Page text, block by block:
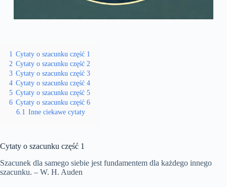
1 Cytaty o szacunku część 1
2 Cytaty o szacunku część 2
3 Cytaty o szacunku część 3
4 Cytaty o szacunku część 4
5 Cytaty o szacunku część 5
6 Cytaty o szacunku część 6
6.1 Inne ciekawe cytaty
Cytaty o szacunku część 1
Szacunek dla samego siebie jest fundamentem dla każdego innego
szacunku. – W. H. Auden